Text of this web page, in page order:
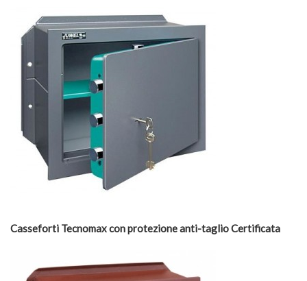
Casseforti Tecnomax con protezione anti-taglio Certificata